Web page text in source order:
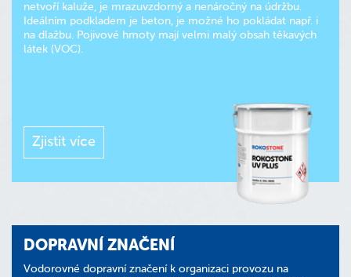
netvoří kaluže, je mrazuvzdorný a nenáročný na údržbu.
Ideálním podkladem je beton, je možné ho pokládat např. i
na dlažbu. Pojivové hmoty mají velmi malý obsah těkavých
látek (VOC).
Zjistit více
DOPRAVNÍ ZNAČENÍ
Vodorovné dopravní značení k organizaci provozu na